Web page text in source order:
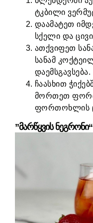
ტკბილი
დაამატეთ
სქელი და
ათქვიფეთ
სანამ
დაემსგავსება.
ჩაასხით
მორთეთ
ფორთოხლის
”მარწყვის ნეგრონი“